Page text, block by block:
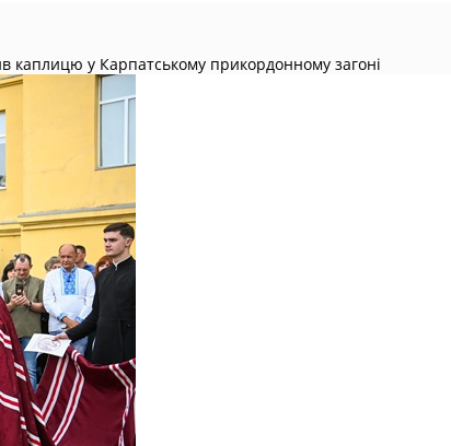
каплицю у Карпатському прикордонному загоні